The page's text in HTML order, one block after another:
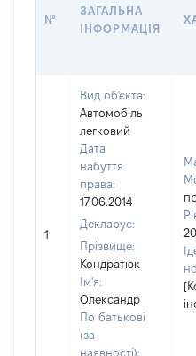
№
ЗАГАЛЬНА
ІНФОРМАЦІЯ
1
Вид об'єкта:
Автомобіль
легковий
Дата
набуття
права:
17.06.2014
Декларує:
Прізвище:
Кондратюк
Ім'я:
Олександр
По батькові
(за
наявності):